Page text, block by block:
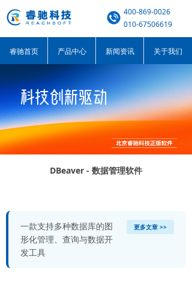
400-869-0026
010-67506619
睿驰首页 产品中心 新闻资讯 关于我们
DBeaver - 数据管理软件
一款支持多种数据库的图
形化管理、查询与数据开
发工具
更多文章 >>